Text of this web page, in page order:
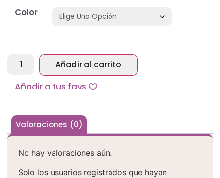
Color
Añadir al carrito
Alternative:
Añadir a tus favs
Valoraciones (0)
No hay valoraciones aún.
Solo los usuarios registrados que hayan